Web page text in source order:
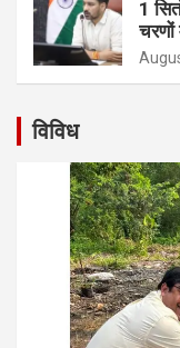
1
चरणों
विविध